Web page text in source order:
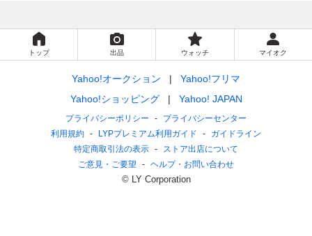
トップ 出品 ウォッチ マイオク
Yahoo!オークション
Yahoo!フリマ
Yahoo!ショッピング
Yahoo! JAPAN
プライバシーポリシー
プライバシーセンター
利用規約
LYPプレミアム利用ガイド
ガイドライン
特定商取引法の表示
ストア出店について
ご意見・ご要望
ヘルプ・お問い合わせ
© LY Corporation